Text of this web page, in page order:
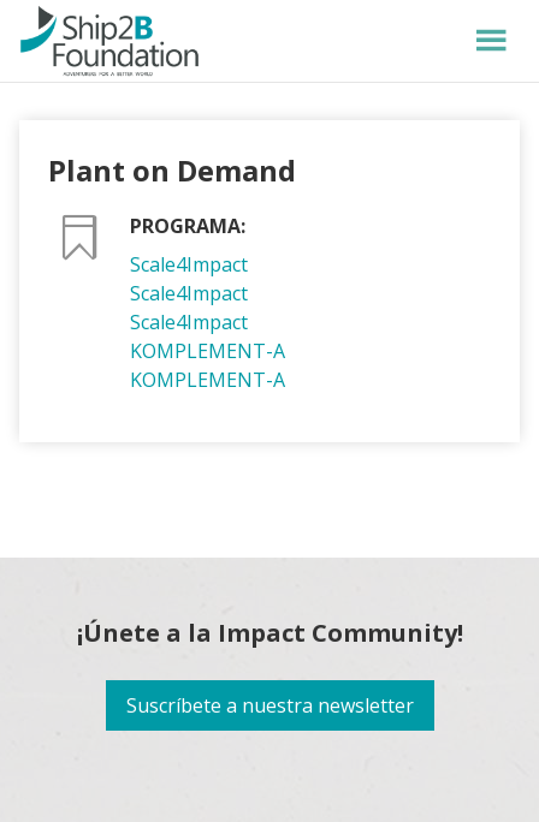
Plant on Demand
PROGRAMA:
Scale4Impact
Scale4Impact
Scale4Impact
KOMPLEMENT-A
KOMPLEMENT-A
¡Únete a la Impact Community!
Suscríbete a nuestra newsletter